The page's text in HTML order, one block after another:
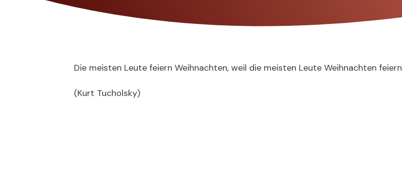
Die meisten Leute feiern Weihnachten, weil die meisten Leute Weihnachten feiern
(Kurt Tucholsky)